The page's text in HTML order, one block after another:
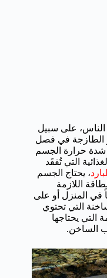
على سبيل
الطازجة في فصل
شدة حرارة الجسم
التي تُفقَد
، يحتاج الجسم
اللازمة
في المنزل أو على
التي تحتوي
التي يحتاجها
الساخن.